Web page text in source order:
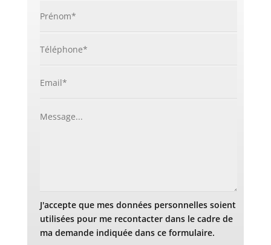
J'accepte que mes données personnelles soient
utilisées pour me recontacter dans le cadre de
ma demande indiquée dans ce formulaire.